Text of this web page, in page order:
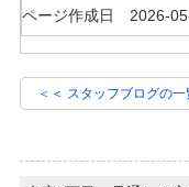
ページ作成日 2026-
＜＜ スタッフブログの